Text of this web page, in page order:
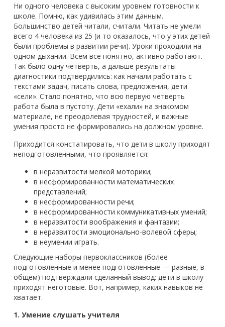
Ни одного человека с высоким уровнем готовности к
школе. Помню, как удивилась этим данным.
Большинство детей читали, считали. Читать не умели
всего 4 человека из 25 (и то оказалось, что у этих детей
были проблемы в развитии речи). Уроки проходили на
одном дыхании. Всем всё понятно, активно работают.
Так было одну четверть, а дальше результаты
диагностики подтвердились: как начали работать с
текстами задач, писать слова, предложения, дети
«сели». Стало понятно, что всю первую четверть
работа была в пустоту. Дети «ехали» на знакомом
материале, не преодолевая трудностей, и важные
умения просто не формировались на должном уровне.
Приходится констатировать, что дети в школу приходят
неподготовленными, что проявляется:
в неразвитости мелкой моторики;
в несформированности математических
представлений;
в несформированности речи;
в несформированности коммуникативных умений;
в неразвитости воображения и фантазии;
в неразвитости эмоционально-волевой сферы;
в неумении играть.
Следующие наборы первоклассников (более
подготовленные и менее подготовленные — разные, в
общем) подтверждали сделанный вывод: дети в школу
приходят неготовые. Вот, например, каких навыков не
хватает.
1. Умение слушать учителя